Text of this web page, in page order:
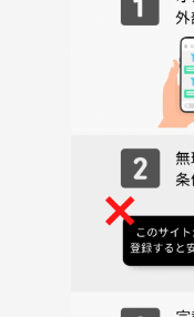
・商品のプロモーション
・営業に強い人いないかな
・自分のお店を持ちたい！
・語学の勉強をしたい！
・将来のお金のことや保
・不動産について教えてほ
・転職したいのでサポー
・雇われない働き方をし
・良い副業を教えて！副
・仲間を増やしたい！ス
・誰か一緒にイベントし
・私がオープンしたサロン
・うちのレストランやバー